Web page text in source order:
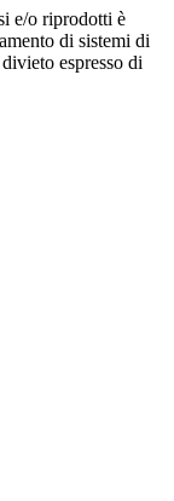
e/o riprodotti è
di sistemi di
espresso di